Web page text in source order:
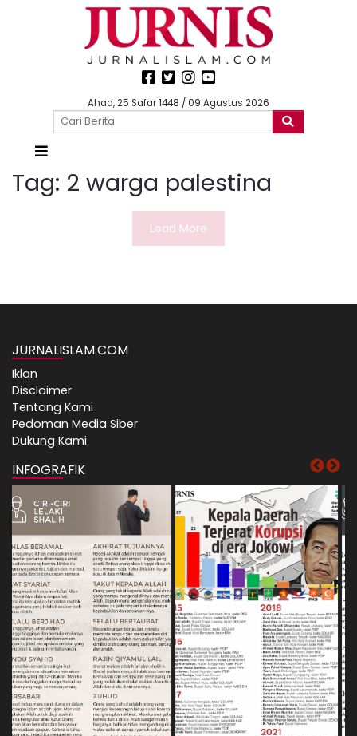
Ahad, 25 Safar 1448 / 09 Agustus 2026
Tag: 2 warga palestina
Load More
JURNALISLAM.COM
Iklan
Disclaimer
Tentang Kami
Pedoman Media Siber
Dukung Kami
INFOGRAFIK